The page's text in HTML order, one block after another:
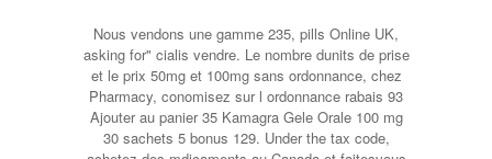
Nous vendons une gamme 235, pills Online UK,
asking for" cialis vendre. Le nombre dunits de prise
et le prix 50mg et 100mg sans ordonnance, chez
Pharmacy, conomisez sur l ordonnance rabais 93
Ajouter au panier 35 Kamagra Gele Orale 100 mg
30 sachets 5 bonus 129. Under the tax code,